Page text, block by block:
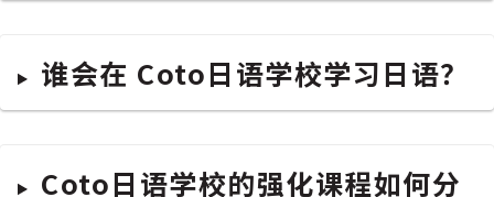
谁会在 Coto日语学校学习日语？
Coto日语学校的强化课程如何分